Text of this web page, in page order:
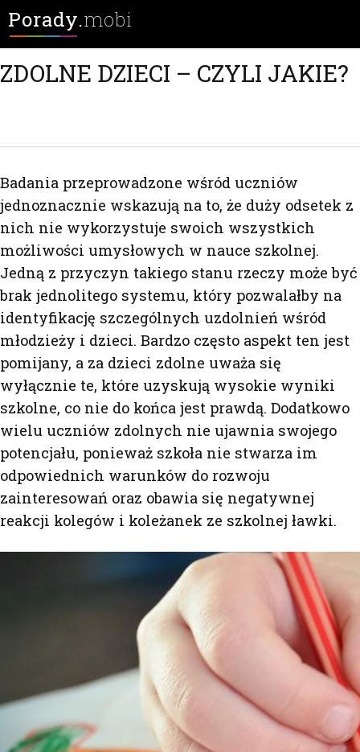
Porady.mobi
ZDOLNE DZIECI – CZYLI JAKIE?
Badania przeprowadzone wśród uczniów
jednoznacznie wskazują na to, że duży odsetek z
nich nie wykorzystuje swoich wszystkich
możliwości umysłowych w nauce szkolnej.
Jedną z przyczyn takiego stanu rzeczy może być
brak jednolitego systemu, który pozwalałby na
identyfikację szczególnych uzdolnień wśród
młodzieży i dzieci. Bardzo często aspekt ten jest
pomijany, a za dzieci zdolne uważa się
wyłącznie te, które uzyskują wysokie wyniki
szkolne, co nie do końca jest prawdą. Dodatkowo
wielu uczniów zdolnych nie ujawnia swojego
potencjału, ponieważ szkoła nie stwarza im
odpowiednich warunków do rozwoju
zainteresowań oraz obawia się negatywnej
reakcji kolegów i koleżanek ze szkolnej ławki.